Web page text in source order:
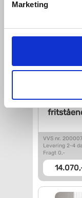
tredjeparts
Hvis du
ovenfor nævnte
og fra nedenfor.
dit samtykke, hvis
Du kan se mere
Marketing
VVS nr.
Levering 2-4
Fragt 0,-